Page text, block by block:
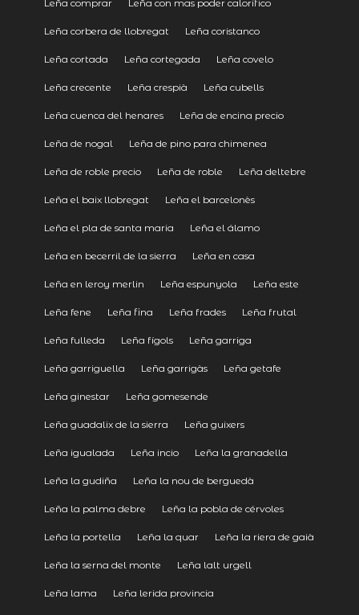
Leña comprar Leña con mas poder calorifico
Leña corbera de llobregat Leña coristanco
Leña cortada Leña cortegada Leña covelo
Leña crecente Leña crespià Leña cubells
Leña cuenca del henares Leña de encina precio
Leña de nogal Leña de pino para chimenea
Leña de roble precio Leña de roble Leña deltebre
Leña el baix llobregat Leña el barcelonès
Leña el pla de santa maria Leña el álamo
Leña en becerril de la sierra Leña en casa
Leña en leroy merlin Leña espunyola Leña este
Leña fene Leña fina Leña frades Leña frutal
Leña fulleda Leña fígols Leña garriga
Leña garriguella Leña garrigàs Leña getafe
Leña ginestar Leña gomesende
Leña guadalix de la sierra Leña guixers
Leña igualada Leña incio Leña la granadella
Leña la gudiña Leña la nou de berguedà
Leña la palma debre Leña la pobla de cérvoles
Leña la portella Leña la quar Leña la riera de gaià
Leña la serna del monte Leña lalt urgell
Leña lama Leña lerida provincia